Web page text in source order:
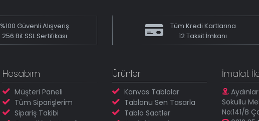
%100 Güvenli Alışveriş
256 Bit SSL Sertifikası
Tüm Kredi Kartlarına
12 Taksit İmkanı
Hesabım
Müşteri Paneli
Tüm Siparişlerim
Sipariş Takibi
Ürünler
Kanvas Tablolar
Tablonu Sen Tasarla
Tablo Saatler
İmalat
Sokullu
No:141/B